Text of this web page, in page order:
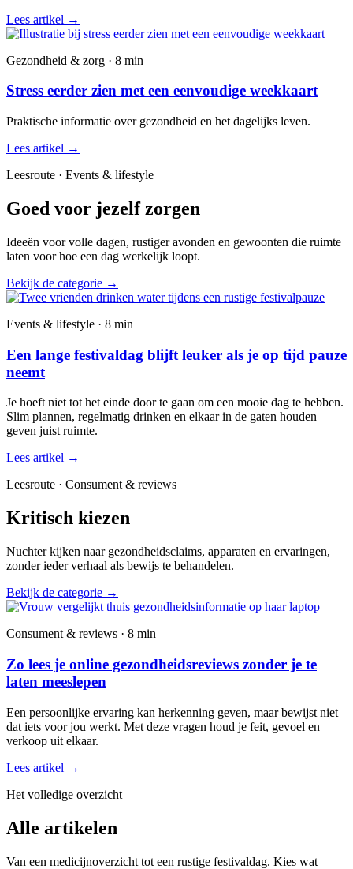
Lees artikel →
Gezondheid & zorg · 8 min
Stress eerder zien met een eenvoudige weekkaart
Praktische informatie over gezondheid en het dagelijks leven.
Lees artikel →
Leesroute · Events & lifestyle
Goed voor jezelf zorgen
Ideeën voor volle dagen, rustiger avonden en gewoonten die ruimte
laten voor hoe een dag werkelijk loopt.
Bekijk de categorie →
Events & lifestyle · 8 min
Een lange festivaldag blijft leuker als je op tijd pauze
neemt
Je hoeft niet tot het einde door te gaan om een mooie dag te hebben.
Slim plannen, regelmatig drinken en elkaar in de gaten houden
geven juist ruimte.
Lees artikel →
Leesroute · Consument & reviews
Kritisch kiezen
Nuchter kijken naar gezondheidsclaims, apparaten en ervaringen,
zonder ieder verhaal als bewijs te behandelen.
Bekijk de categorie →
Consument & reviews · 8 min
Zo lees je online gezondheidsreviews zonder je te
laten meeslepen
Een persoonlijke ervaring kan herkenning geven, maar bewijst niet
dat iets voor jou werkt. Met deze vragen houd je feit, gevoel en
verkoop uit elkaar.
Lees artikel →
Het volledige overzicht
Alle artikelen
Van een medicijnoverzicht tot een rustige festivaldag. Kies wat